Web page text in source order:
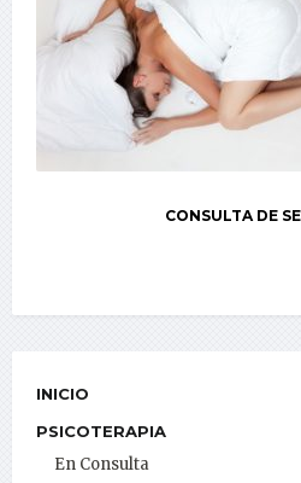
CONSULTA DE
INICIO
PSICOTERAPIA
En Consulta